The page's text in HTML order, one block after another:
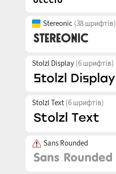
Stereonic (38 шрифтів)
Stolzl Display (6 шрифтів)
Stolzl Text (6 шрифтів)
Sans Rounded